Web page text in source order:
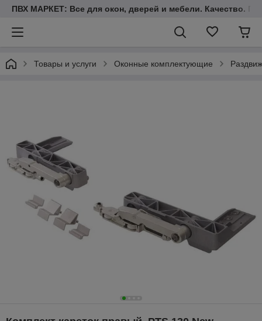
ПВХ МАРКЕТ: Все для окон, дверей и мебели. Качество.
Товары и услуги Оконные комплектующие